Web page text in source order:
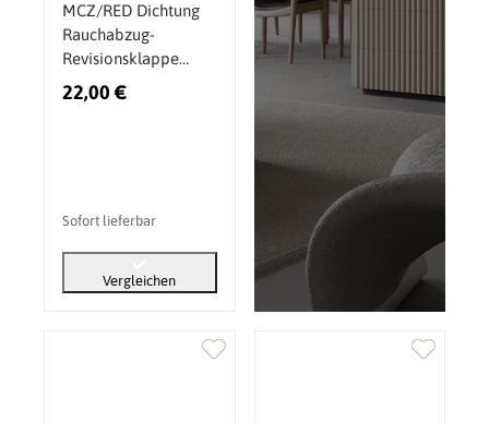
MCZ/RED Dichtung
Rauchabzug-
Revisionsklappe
(418008025)
22,00 €
Sofort lieferbar
Vergleichen